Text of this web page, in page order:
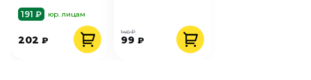
003
191 ₽ юр. лицам
202 ₽ 99 ₽
146 ₽